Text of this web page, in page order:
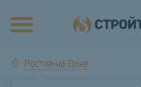
Ростов-на-Дону